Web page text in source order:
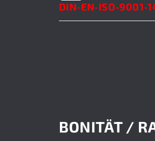
DIN-EN-ISO-9001-
BONITÄT /